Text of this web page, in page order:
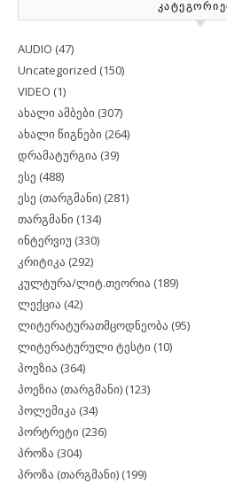
AUDIO (47)
Uncategorized (150)
VIDEO (1)
ახალი ამბები (307)
ახალი წიგნები (264)
დრამატურგია (39)
ესე (488)
ესე (თარგმანი) (281)
თარგმანი (134)
ინტერვიუ (330)
კრიტიკა (292)
კულტურა/ლიტ.თეორია (189)
ლექცია (42)
ლიტერატურათმცოდნეობა (95)
ლიტერატურული ტესტი (10)
პოეზია (364)
პოეზია (თარგმანი) (123)
პოლემიკა (34)
პორტრეტი (236)
პროზა (304)
პროზა (თარგმანი) (199)